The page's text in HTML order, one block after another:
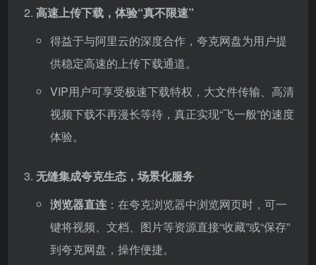
高速上传下载，体验“真不限速”
得益于与阿里云的深度合作，夸克网盘为用户提
供稳定高速的上传下载通道。
VIP用户可享受极速下载特权，大文件传输、高清
视频下载不再漫长等待，真正实现“飞一般”的速度
体验。
无缝集成夸克生态，场景化服务
浏览器直连 ：在夸克浏览器中浏览网页时，可一
键将视频、文档、图片等资源直接“收藏”或“保存”
到夸克网盘，操作便捷。